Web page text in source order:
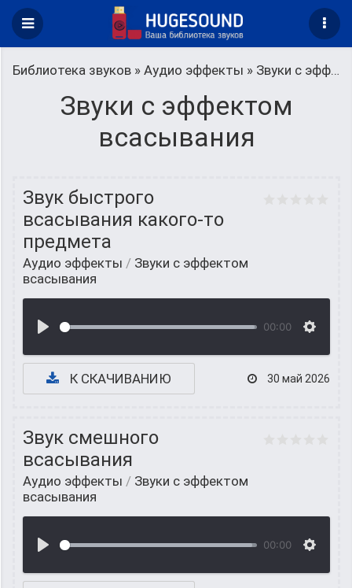
Библиотека звуков » Аудио эффекты » Звуки с эффектом всасывания
Звуки с эффектом
всасывания
Звук быстрого
всасывания какого-то
предмета
Аудио эффекты / Звуки с эффектом
всасывания
00:00
К СКАЧИВАНИЮ 30 май 2026
Звук смешного
всасывания
Аудио эффекты / Звуки с эффектом
всасывания
00:00